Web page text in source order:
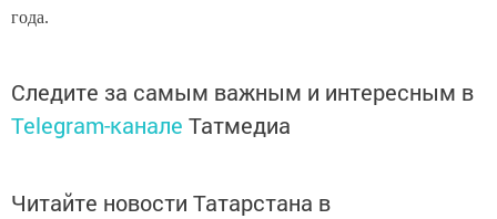
года.
Следите за самым важным и интересным в
Telegram-канале Татмедиа
Читайте новости Татарстана в